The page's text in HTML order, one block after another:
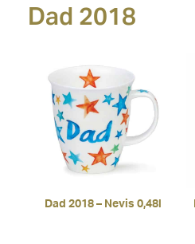
Dad 2018
Dad 2018 – Nevis 0,48l